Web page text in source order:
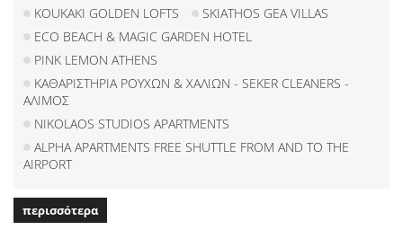
KOUKAKI GOLDEN LOFTS
SKIATHOS GEA VILLAS
ECO BEACH & MAGIC GARDEN HOTEL
PINK LEMON ATHENS
ΚΑΘΑΡΙΣΤΗΡΙΑ ΡΟΥΧΩΝ & ΧΑΛΙΩΝ - SEKER CLEANERS -
ΑΛΙΜΟΣ
NIKOLAOS STUDIOS APARTMENTS
ALPHA APARTMENTS FREE SHUTTLE FROM AND TO THE
AIRPORT
περισσότερα